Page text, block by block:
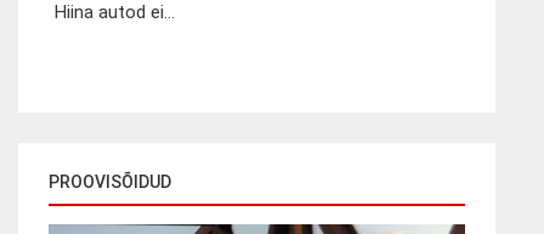
Hiina autod ei...
PROOVISÕIDUD